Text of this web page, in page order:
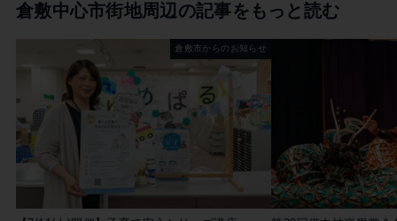
倉敷中心市街地周辺の記事をもっと読む
倉敷市からのお知らせ